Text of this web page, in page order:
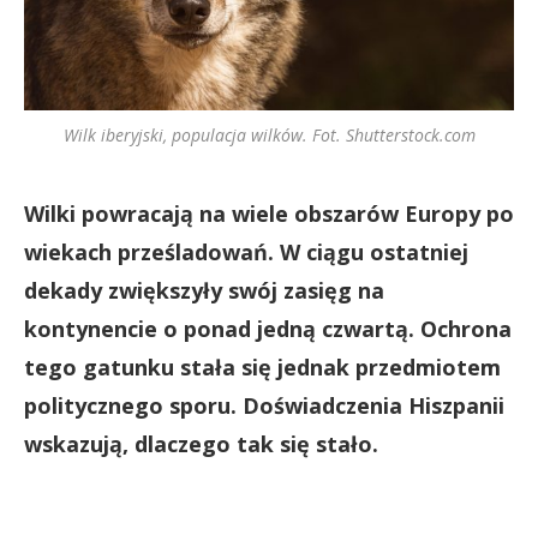
Wilk iberyjski, populacja wilków. Fot. Shutterstock.com
Wilki powracają na wiele obszarów Europy po
wiekach prześladowań. W ciągu ostatniej
dekady zwiększyły swój zasięg na
kontynencie o ponad jedną czwartą. Ochrona
tego gatunku stała się jednak przedmiotem
politycznego sporu. Doświadczenia Hiszpanii
wskazują, dlaczego tak się stało.